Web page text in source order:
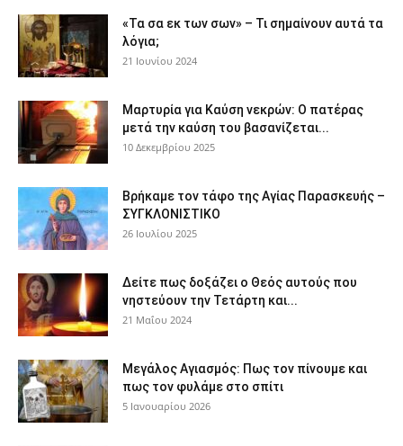
«Τα σα εκ των σων» – Τι σημαίνουν αυτά τα
λόγια;
21 Ιουνίου 2024
Μαρτυρία για Καύση νεκρών: Ο πατέρας
μετά την καύση του βασανίζεται...
10 Δεκεμβρίου 2025
Βρήκαμε τον τάφο της Αγίας Παρασκευής –
ΣΥΓΚΛΟΝΙΣΤΙΚΟ
26 Ιουλίου 2025
Δείτε πως δοξάζει ο Θεός αυτούς που
νηστεύουν την Τετάρτη και...
21 Μαΐου 2024
Μεγάλος Αγιασμός: Πως τον πίνουμε και
πως τον φυλάμε στο σπίτι
5 Ιανουαρίου 2026